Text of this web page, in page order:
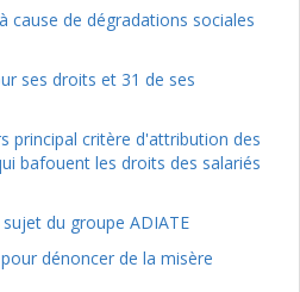
cause de dégradations sociales
ses droits et 31 de ses
principal critère d'attribution des
bafouent les droits des salariés
du groupe ADIATE
dénoncer de la misère